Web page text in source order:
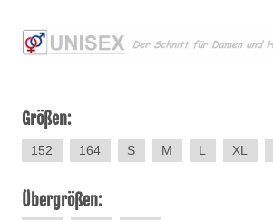
Größen:
152 164 S M L XL
Übergrößen: